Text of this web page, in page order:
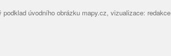
podklad úvodního obrázku mapy.cz, vizualizace: redakce